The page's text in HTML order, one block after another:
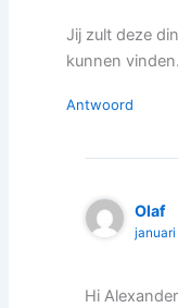
Jij zult deze
kunnen vinden.
Antwoord
Olaf
januari
Hi